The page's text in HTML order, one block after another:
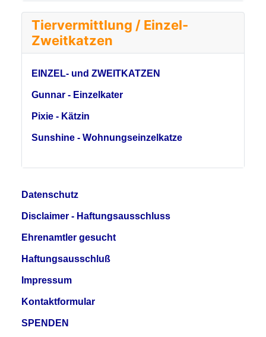
Tiervermittlung / Einzel-
Zweitkatzen
EINZEL- und ZWEITKATZEN
Gunnar - Einzelkater
Pixie - Kätzin
Sunshine - Wohnungseinzelkatze
Datenschutz
Disclaimer - Haftungsausschluss
Ehrenamtler gesucht
Haftungsausschluß
Impressum
Kontaktformular
SPENDEN